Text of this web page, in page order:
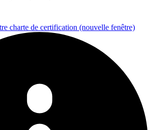
charte de certification (nouvelle fenêtre)